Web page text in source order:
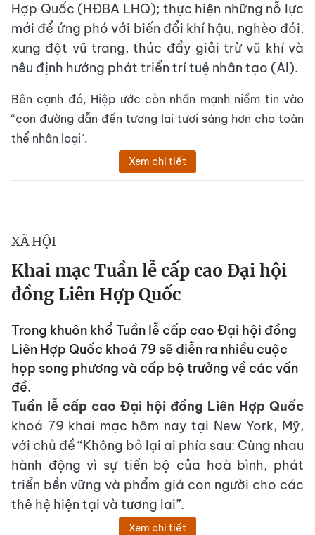
Hợp Quốc (HĐBA LHQ); thực hiện những nỗ lực
mới để ứng phó với biến đổi khí hậu, nghèo đói,
xung đột vũ trang, thúc đẩy giải trừ vũ khí và
nêu định hướng phát triển trí tuệ nhân tạo (AI).
Bên cạnh đó, Hiệp ước còn nhấn mạnh niềm tin vào
“con đường dẫn đến tương lai tươi sáng hơn cho toàn
thể nhân loại".
Xem chi tiết
XÃ HỘI
Khai mạc Tuần lễ cấp cao Đại hội
đồng Liên Hợp Quốc
Trong khuôn khổ Tuần lễ cấp cao Đại hội đồng
Liên Hợp Quốc khoá 79 sẽ diễn ra nhiều cuộc
họp song phương và cấp bộ trưởng về các vấn
đề.
Tuần lễ cấp cao Đại hội đồng Liên Hợp Quốc
khoá 79 khai mạc hôm nay tại New York, Mỹ,
với chủ đề “Không bỏ lại ai phía sau: Cùng nhau
hành động vì sự tiến bộ của hoà bình, phát
triển bền vững và phẩm giá con người cho các
thê hệ hiện tại và tương lai”.
Xem chi tiết